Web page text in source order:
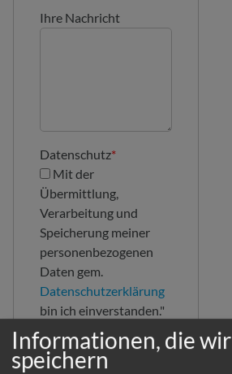
Ihre Nachricht
Datenschutz*
Übermittlung,
Verarbeitung und
Speicherung meiner
personenbezogenen
Daten gem.
Datenschutzerklärung
bin ich einverstanden."
Informationen, die wir
speichern